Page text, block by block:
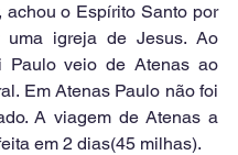
achou o Espírito Santo por
uma igreja de Jesus. Ao
Paulo veio de Atenas ao
Em Atenas Paulo não foi
A viagem de Atenas a
em 2 dias(45 milhas).